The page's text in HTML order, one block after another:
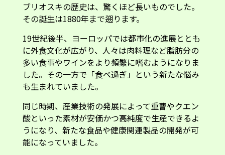
ブリオスキの歴史は、驚くほど長いものでした。
その誕生は1880年まで遡ります。
19世紀後半、ヨーロッパでは都市化の進展ととも
に外食文化が広がり、人々は肉料理など脂肪分の
多い食事やワインをより頻繁に嗜むようになりま
した。その一方で「食べ過ぎ」という新たな悩み
も生まれていました。
同じ時期、産業技術の発展によって重曹やクエン
酸といった素材が安価かつ高純度で生産できるよ
うになり、新たな食品や健康関連製品の開発が可
能になっていました。